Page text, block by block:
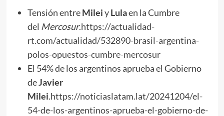
Tensión entreMileiyLulaen la Cumbre
del Mercosur.https://actualidad-
rt.com/actualidad/532890-brasil-argentina-
polos-opuestos-cumbre-mercosur
El 54% de los argentinos aprueba el Gobierno
deJavier
Milei.https://noticiaslatam.lat/20241204/el-
54-de-los-argentinos-aprueba-el-gobierno-de-